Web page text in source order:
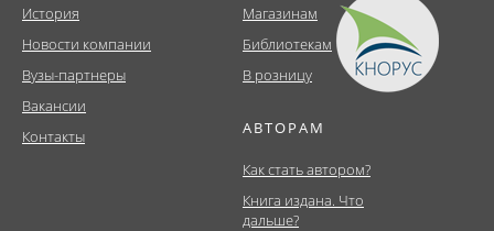
История
Новости компании
Вузы-партнеры
Вакансии
Контакты
Магазинам
Библиотекам
В розницу
АВТОРАМ
Как стать автором?
Книга издана. Что
дальше?